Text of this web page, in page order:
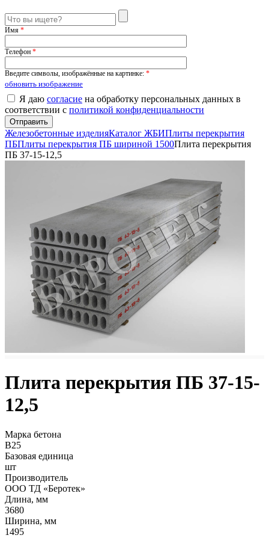
Имя *
Телефон *
Введите символы, изображённые на картинке: *
обновить изображение
Я даю согласие на обработку персональных данных в
соответствии с политикой конфиденциальности
Железобетонные изделияКаталог ЖБИПлиты перекрытия
ПБПлиты перекрытия ПБ шириной 1500Плита перекрытия
ПБ 37-15-12,5
Плита перекрытия ПБ 37-15-
12,5
Марка бетона
B25
Базовая единица
шт
Производитель
ООО ТД «Беротек»
Длина, мм
3680
Ширина, мм
1495